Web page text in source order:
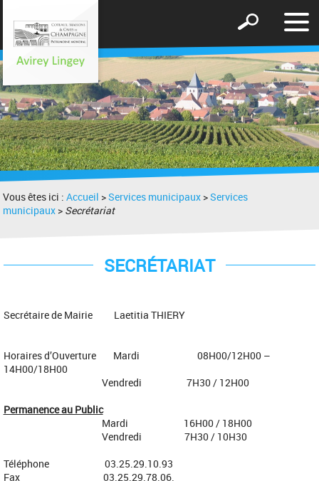
le
Afficher
formulaire
de
recherche
Vous êtes ici :Accueil >Services municipaux >Services
municipaux > Secrétariat
SECRÉTARIAT
Secrétaire de Mairie Laetitia THIERY
Horaires d’Ouverture Mardi 08H00/12H00 –
14H00/18H00
Vendredi 7H30 / 12H00
Permanence au Public
Mardi 16H00 / 18H00
Vendredi 7H30 / 10H30
Téléphone 03.25.29.10.93
Fax 03.25.29.78.06.